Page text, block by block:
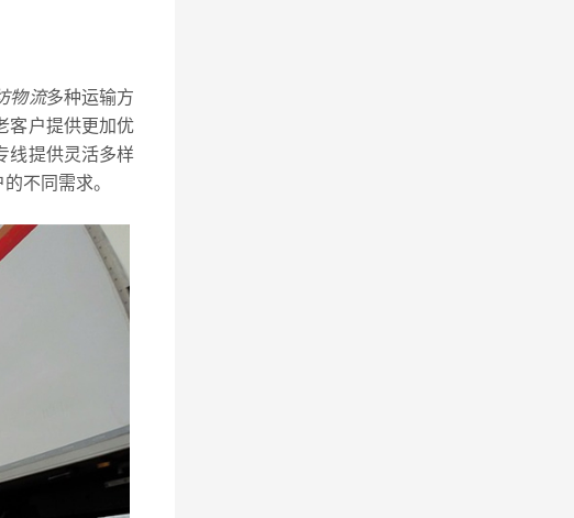
物流多种运输方
客户提供更加优
线提供灵活多样
不同需求。